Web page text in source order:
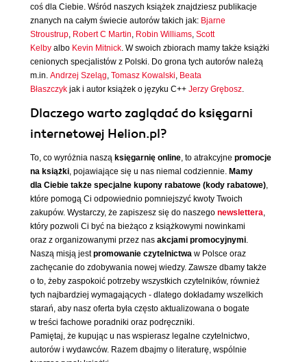
coś dla Ciebie. Wśród naszych książek znajdziesz publikacje
znanych na całym świecie autorów takich jak: Bjarne
Stroustrup, Robert C Martin, Robin Williams, Scott
Kelby albo Kevin Mitnick. W swoich zbiorach mamy także książki
cenionych specjalistów z Polski. Do grona tych autorów należą
m.in. Andrzej Szeląg, Tomasz Kowalski, Beata
Błaszczyk jak i autor książek o języku C++ Jerzy Grębosz.
Dlaczego warto zaglądać do księgarni
internetowej Helion.pl?
To, co wyróżnia naszą księgarnię online, to atrakcyjne promocje
na książki, pojawiające się u nas niemal codziennie. Mamy
dla Ciebie także specjalne kupony rabatowe (kody rabatowe),
które pomogą Ci odpowiednio pomniejszyć kwoty Twoich
zakupów. Wystarczy, że zapiszesz się do naszego newslettera,
który pozwoli Ci być na bieżąco z książkowymi nowinkami
oraz z organizowanymi przez nas akcjami promocyjnymi.
Naszą misją jestpromowanie czytelnictwa w Polsce oraz
zachęcanie do zdobywania nowej wiedzy. Zawsze dbamy także
o to, żeby zaspokoić potrzeby wszystkich czytelników, również
tych najbardziej wymagających - dlatego dokładamy wszelkich
starań, aby nasz oferta była często aktualizowana o bogate
w treści fachowe poradniki oraz podręczniki.
Pamiętaj, że kupując u nas wspierasz legalne czytelnictwo,
autorów i wydawców. Razem dbajmy o literaturę, wspólnie